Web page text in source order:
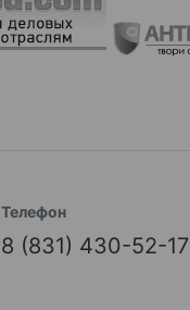
Телефон
8 (831) 430-52-17